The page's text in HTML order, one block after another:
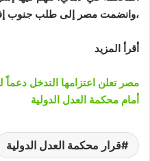
،وانضمت مصر إلى طلب جنوب إفريقيا في 12
أقرأ المزيد
مصر تعلن اعتزامها التدخل
أمام محكمة العدل الدولية
قرار محكمة العدل الدولية